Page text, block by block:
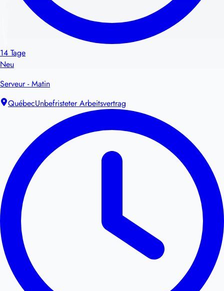
14 Tage
Neu
Serveur - Matin
QuébecUnbefristeter Arbeitsvertrag